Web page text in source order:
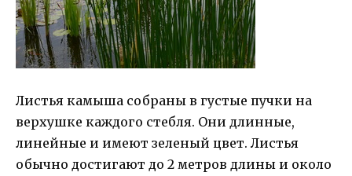
Листья камыша собраны в густые пучки на
верхушке каждого стебля. Они длинные,
линейные и имеют зеленый цвет. Листья
обычно достигают до 2 метров длины и около